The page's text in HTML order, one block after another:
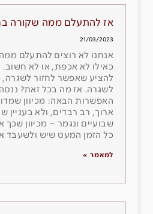
אז להתעלם ממה שקורה
21/03/2023
אנחנו לא רוצים להתעלם
כאילו לא אכפת, או לא חשוב.
להציע שאפשר לחזור לשגרה,
לשגרה. אז מה בכל זאת?
האפשרות הבאה: מכיוון
ארוך, רב רבדים, ולא בעניין
שבועיים ונגמר – מכיוון
כל הזמן המעט שיש ולשעבד
למאמר »